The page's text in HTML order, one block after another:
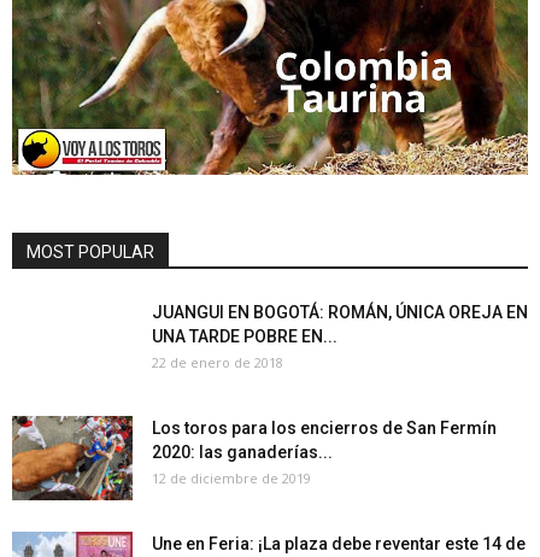
MOST POPULAR
JUANGUI EN BOGOTÁ: ROMÁN, ÚNICA OREJA EN
UNA TARDE POBRE EN...
22 de enero de 2018
Los toros para los encierros de San Fermín
2020: las ganaderías...
12 de diciembre de 2019
Une en Feria: ¡La plaza debe reventar este 14 de